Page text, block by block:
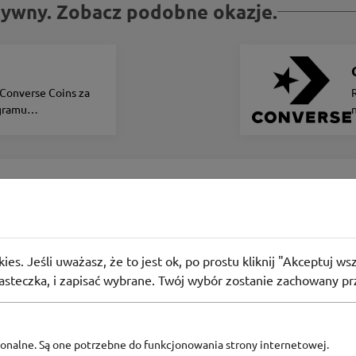
Zobacz podobne okazje.
Coins za
Art 2025 w Medicine!
PROMO
na ubrania. Oryginalne grafiki artystów z Polski, Tajwanu i
dotworku czy estetyki Dalekiego Wschodu. T-
niż tylko modę. Zobacz kolekcję dla niej i dla niego w
Jeśli uważasz, że to jest ok, po prostu kliknij "Akceptuj
i zapisać wybrane. Twój wybór zostanie zachowany
Są one potrzebne do funkcjonowania strony internetowej.